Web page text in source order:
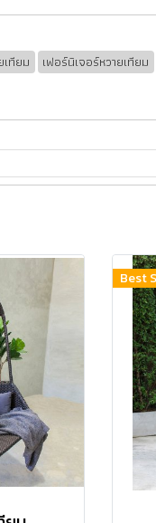
เทียม เฟอร์นิเจอร์หวายเทียม
Best